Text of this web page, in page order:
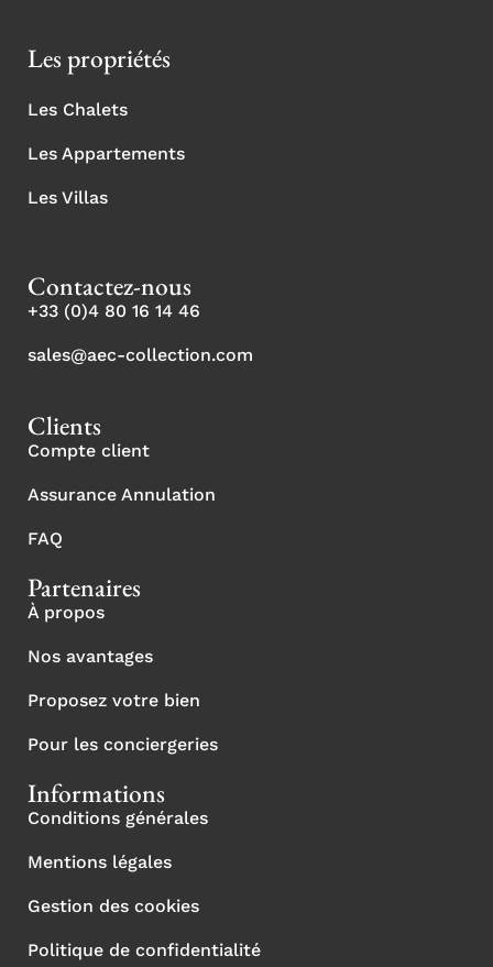
Les propriétés
Les Chalets
Les Appartements
Les Villas
Contactez-nous
+33 (0)4 80 16 14 46
sales@aec-collection.com
Clients
Compte client
Assurance Annulation
FAQ
Partenaires
À propos
Nos avantages
Proposez votre bien
Pour les conciergeries
Informations
Conditions générales
Mentions légales
Gestion des cookies
Politique de confidentialité